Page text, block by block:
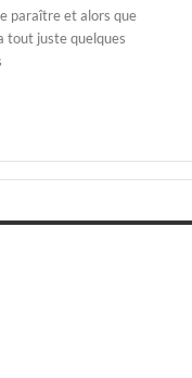
paraître et alors que
tout juste quelques